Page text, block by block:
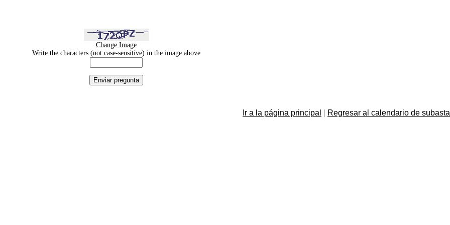
Change Image
Write the characters (not case-sensitive) in the image above
Ir a la página principal Regresar al calendario de